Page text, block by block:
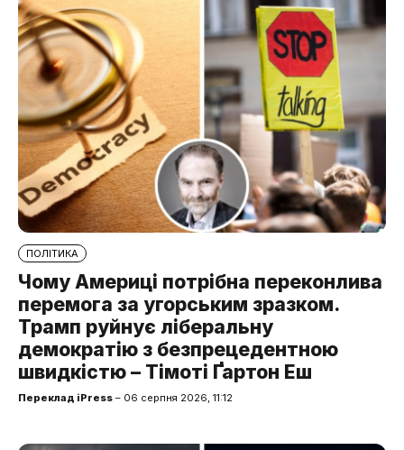
ПОЛІТИКА
Чому Америці потрібна переконлива
перемога за угорським зразком.
Трамп руйнує ліберальну
демократію з безпрецедентною
швидкістю – Тімоті Ґартон Еш
Переклад iPress – 06 серпня 2026, 11:12